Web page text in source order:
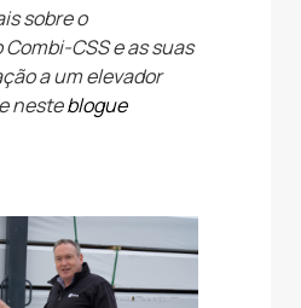
sobre o
CSS e as suas
a um elevador
nesteblogue